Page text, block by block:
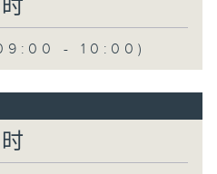
- 10:00)